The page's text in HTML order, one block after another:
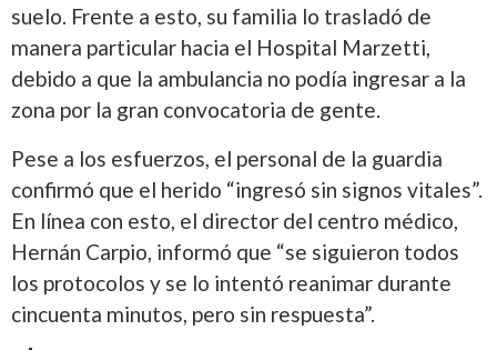
suelo. Frente a esto, su familia lo trasladó de
manera particular hacia el Hospital Marzetti,
debido a que la ambulancia no podía ingresar a la
zona por la gran convocatoria de gente.
Pese a los esfuerzos, el personal de la guardia
confirmó que el herido “ingresó sin signos vitales”.
En línea con esto, el director del centro médico,
Hernán Carpio, informó que “se siguieron todos
los protocolos y se lo intentó reanimar durante
cincuenta minutos, pero sin respuesta”.